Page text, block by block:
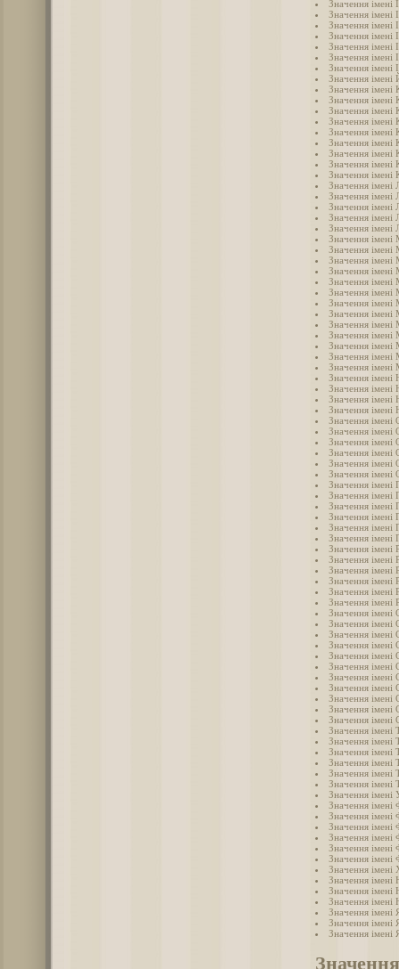
Значення імені
Значення імені
Значення імені
Значення імені
Значення імені
Значення імені
Значення імені
Значення імені
Значення імені
Значення імені
Значення імені
Значення імені
Значення імені
Значення імені
Значення імені
Значення імені
Значення імені
Значення імені
Значення імені
Значення імені
Значення імені
Значення імені
Значення імені
Значення імені
Значення імені
Значення імені
Значення імені
Значення імені
Значення імені
Значення
Значення
Значення імені
Значення імені
Значення імені
Значення імені
Значення імені
Значення імені
Значення імені
Значення імені
Значення імені
Значення імені
Значення імені
Значення імені
Значення імені
Значення імені
Значення імені
Значення імені
Значення імені
Значення імені
Значення імені
Значення імені
Значення імені
Значення імені
Значення імені
Значення імені
Значення імені
Значення імені
Значення імені
Значення імені
Значення імені
Значення імені
Значення імені
Значення імені
Значення імені
Значення імені
Значення імені
Значення імені
Значення імені
Значення імені
Значення імені
Значення імені
Значення імені
Значення імені
Значення імені
Значення імені
Значення імені
Значення імені
Значення імені
Значення імені
Значення імені
Значення імені
Значення імені
Значення імені
Значення імені
Значення
Значення імені
Значення імені
Значення імені